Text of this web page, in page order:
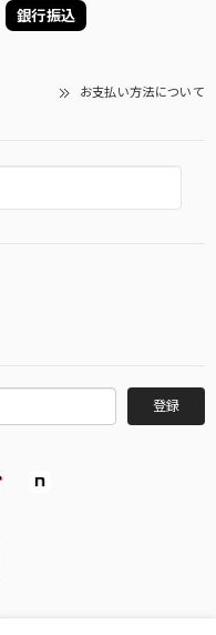
銀行振込
お支払い方法について
登録